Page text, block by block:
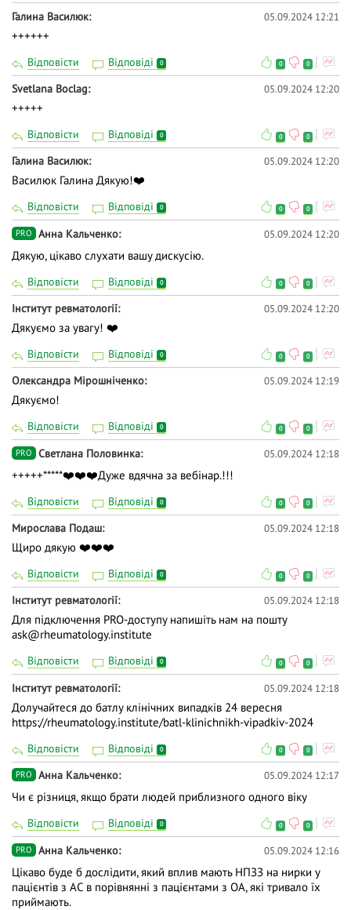
Галина Василюк 05.09.2024 12:21
++++++
Відповісти Відповіді 0 0 0
Svetlana Boclag 05.09.2024 12:20
+++++
Відповісти Відповіді 0 0 0
Галина Василюк 05.09.2024 12:20
Василюк Галина Дякую!❤️
Відповісти Відповіді 0 0 0
PRO Анна Кальченко 05.09.2024 12:20
Дякую, цікаво слухати вашу дискусію.
Відповісти Відповіді 0 0 0
Інститут ревматології 05.09.2024 12:20
Дякуємо за увагу! ❤️
Відповісти Відповіді 0 0 0
Олександра Мірошніченко 05.09.2024 12:19
Дякуємо!
Відповісти Відповіді 0 0 0
PRO Светлана Половинка 05.09.2024 12:18
+++++*****❤️❤️❤️Дуже вдячна за вебінар.!!!
Відповісти Відповіді 0 0 0
Мирослава Подаш 05.09.2024 12:18
Щиро дякую ❤️❤️❤️
Відповісти Відповіді 0 0 0
Інститут ревматології 05.09.2024 12:18
Для підключення PRO-доступу напишіть нам на пошту
ask@rheumatology.institute
Відповісти Відповіді 0 0 0
Інститут ревматології 05.09.2024 12:18
Долучайтеся до батлу клінічних випадків 24 вересня
https://rheumatology.institute/batl-klinichnikh-vipadkiv-2024
Відповісти Відповіді 0 0 0
PRO Анна Кальченко 05.09.2024 12:17
Чи є різниця, якщо брати людей приблизного одного віку
Відповісти Відповіді 0 0 0
PRO Анна Кальченко 05.09.2024 12:16
Цікаво буде б дослідити, який вплив мають НПЗЗ на нирки у
пацієнтів з АС в порівнянні з пацієнтами з ОА, які тривало їх
приймають.